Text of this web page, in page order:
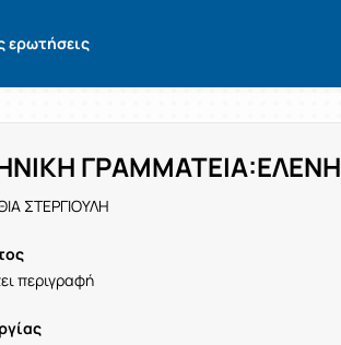
ερωτήσεις
ΓΡΑΜΜΑΤΕΙΑ:ΕΛΕΝΗ
ΣΤΕΡΓΙΟΥΛΗ
περιγραφή